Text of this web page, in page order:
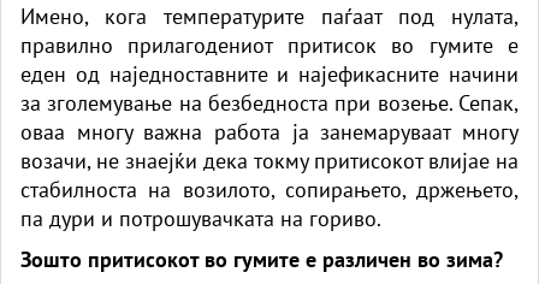
Имено, кога температурите паѓаат под нулата,
правилно прилагодениот притисок во гумите е
еден од наједноставните и најефикасните начини
за зголемување на безбедноста при возење. Сепак,
оваа многу важна работа ја занемаруваат многу
возачи, не знаејќи дека токму притисокот влијае на
стабилноста на возилото, сопирањето, држењето,
па дури и потрошувачката на гориво.
Зошто притисокот во гумите е различен во зима?